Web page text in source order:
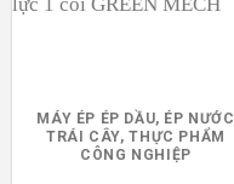
MÁY ÉP ÉP DẦU, ÉP NƯỚC
TRÁI CÂY, THỰC PHẨM
CÔNG NGHIỆP